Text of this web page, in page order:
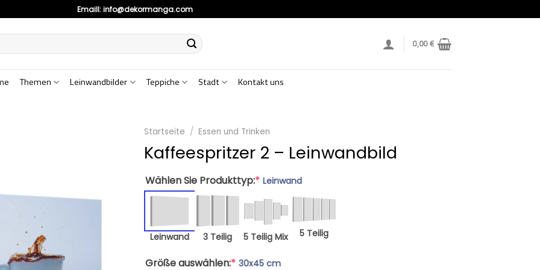
Emaill:info@dekormanga.com
0,00€
Themen Leinwandbilder Teppiche Stadt Kontakt uns
Startseite / Essen und Trinken
Kaffeespritzer 2 – Leinwandbild
Wählen Sie Produkttyp:* Leinwand
Leinwand 3 Teilig 5 Teilig Mix 5 Teilig
Größe auswählen:* 30x45 cm